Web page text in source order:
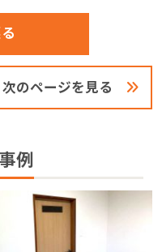
次のページを見る
例